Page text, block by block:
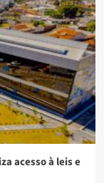
acesso à leis e